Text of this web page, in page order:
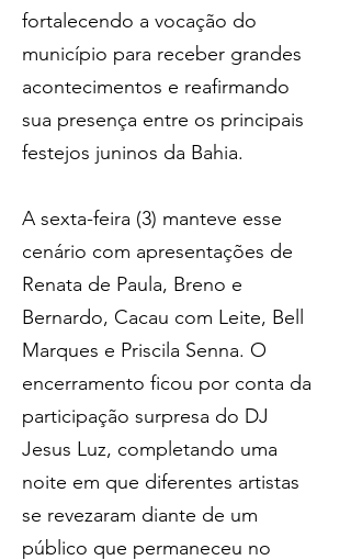
fortalecendo a vocação do
município para receber grandes
acontecimentos e reafirmando
sua presença entre os principais
festejos juninos da Bahia.
A sexta-feira (3) manteve esse
cenário com apresentações de
Renata de Paula, Breno e
Bernardo, Cacau com Leite, Bell
Marques e Priscila Senna. O
encerramento ficou por conta da
participação surpresa do DJ
Jesus Luz, completando uma
noite em que diferentes artistas
se revezaram diante de um
público que permaneceu no